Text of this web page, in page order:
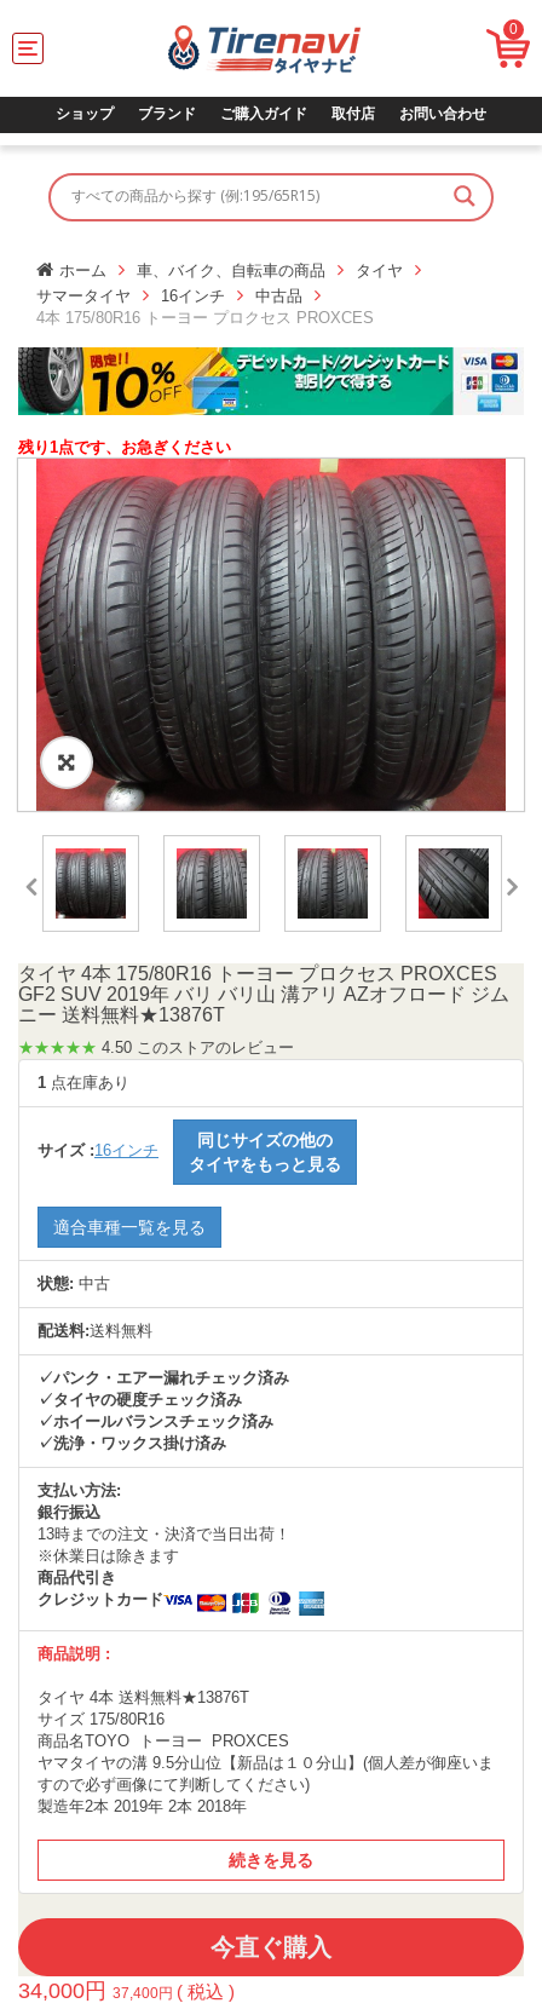
T
o
l
o
n
0
ショップ ブランド ご購入ガイド 取付店 お問い合わせ
ホーム 車、バイク、自転車の商品
タイヤ
サマータイヤ
16インチ
中古品
4本 175/80R16 トーヨー プロクセス PROXCES
残り1点です、お急ぎください
タイヤ 4本 175/80R16 トーヨー プロクセス PROXCES
GF2 SUV 2019年 バリ バリ山 溝アリ AZオフロード ジム
ニー 送料無料★13876T
★★★★★ 4.50 このストアのレビュー
1 点在庫あり
サイズ :16インチ
同じサイズの他の
タイヤをもっと見る
適合車種一覧を見る
状態: 中古
配送料:送料無料
✓パンク・エアー漏れチェック済み
✓タイヤの硬度チェック済み
✓ホイールバランスチェック済み
✓洗浄・ワックス掛け済み
支払い方法:
銀行振込
13時までの注文・決済で当日出荷！
※休業日は除きます
商品代引き
クレジットカード
商品説明 :
タイヤ 4本 送料無料★13876T
サイズ 175/80R16
商品名TOYO トーヨー PROXCES
ヤマタイヤの溝 9.5分山位【新品は１０分山】(個人差が御座いま
すので必ず画像にて判断してください)
製造年2本 2019年 2本 2018年
続きを見る
今直ぐ購入
34,000円 37,400円 ( 税込 )